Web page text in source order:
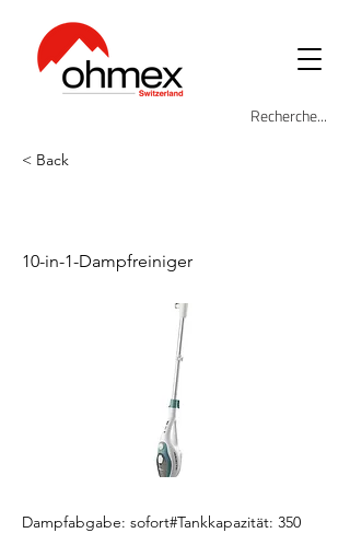
< Back
10-in-1-Dampfreiniger
Dampfabgabe: sofort#Tankkapazität: 350